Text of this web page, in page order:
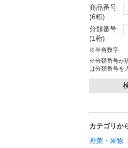
商品番号
(6桁)
分類番号
(1桁)
※半角数字
※分類番号が
は分類番号を
カテゴリか
野菜・果物